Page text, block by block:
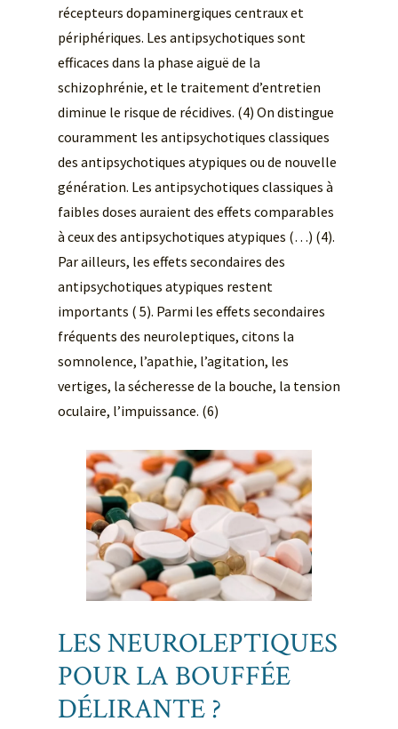
récepteurs dopaminergiques centraux et
périphériques. Les antipsychotiques sont
efficaces dans la phase aiguë de la
schizophrénie, et le traitement d’entretien
diminue le risque de récidives. (4) On distingue
couramment les antipsychotiques classiques
des antipsychotiques atypiques ou de nouvelle
génération. Les antipsychotiques classiques à
faibles doses auraient des effets comparables
à ceux des antipsychotiques atypiques (…) (4).
Par ailleurs, les effets secondaires des
antipsychotiques atypiques restent
importants ( 5). Parmi les effets secondaires
fréquents des neuroleptiques, citons la
somnolence, l’apathie, l’agitation, les
vertiges, la sécheresse de la bouche, la tension
oculaire, l’impuissance. (6)
LES NEUROLEPTIQUES
POUR LA BOUFFÉE
DÉLIRANTE ?